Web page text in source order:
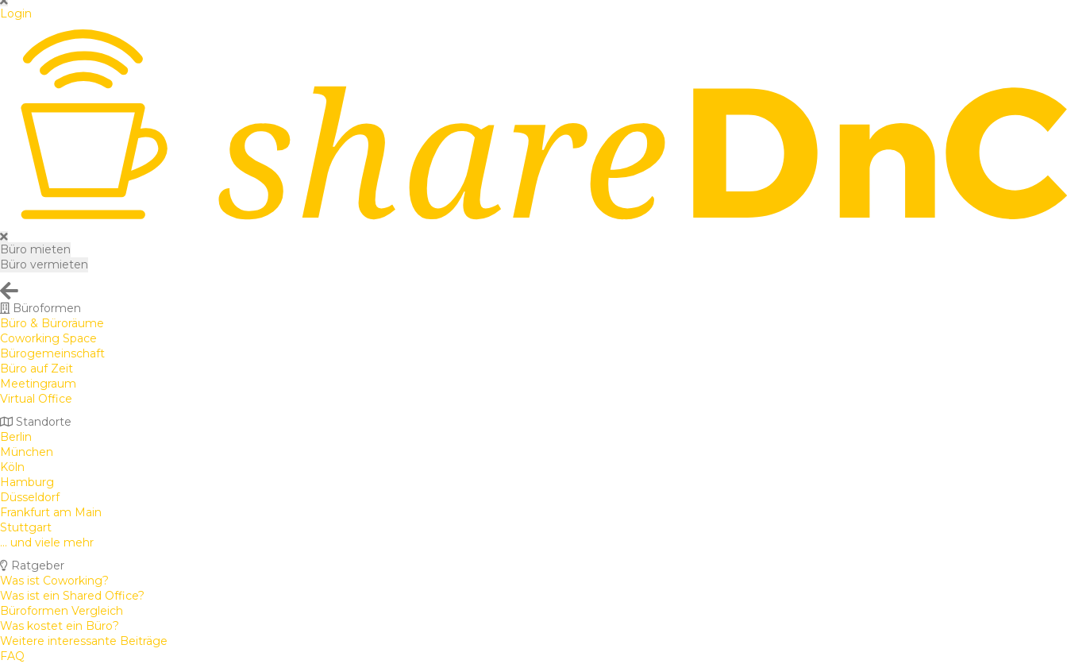
Login
Büro mieten
Büro vermieten
Büroformen
Büro & Büroräume
Coworking Space
Bürogemeinschaft
Büro auf Zeit
Meetingraum
Virtual Office
Standorte
Berlin
München
Köln
Hamburg
Düsseldorf
Frankfurt am Main
Stuttgart
... und viele mehr
Ratgeber
Was ist Coworking?
Was ist ein Shared Office?
Büroformen Vergleich
Was kostet ein Büro?
Weitere interessante Beiträge
FAQ